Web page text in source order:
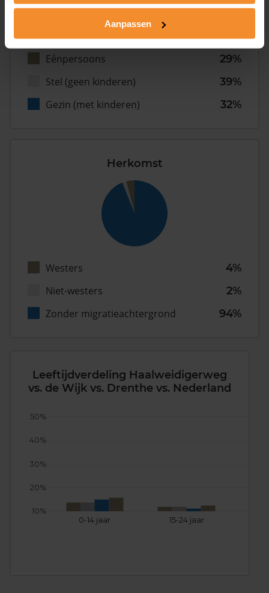
Aanpassen
Eénpersoons
29%
Stel (geen kinderen)
39%
Gezin (met kinderen)
32%
Herkomst
Westers
4%
Niet-westers
2%
Zonder migratieachtergrond
94%
Leeftijdverdeling Haalweidigerweg
vs. de Wijk vs. Drenthe vs. Nederland
0-14 jaar 15-24 jaar
10%
20%
30%
40%
50%